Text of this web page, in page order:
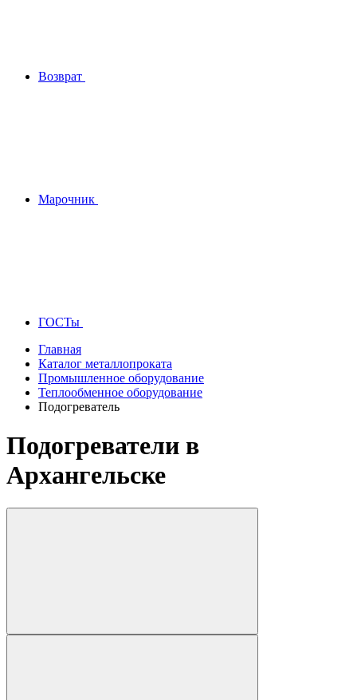
Возврат
Марочник
ГОСТы
Главная
Каталог металлопроката
Промышленное оборудование
Теплообменное оборудование
Подогреватель
Подогреватели в
Архангельске